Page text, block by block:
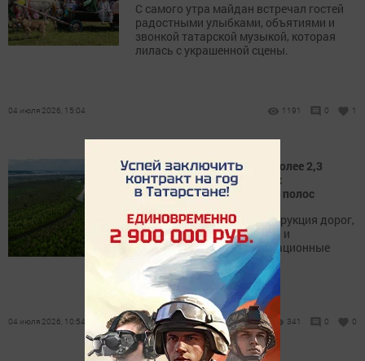
С самого утра майдан встречал гостей
радостными улыбками, объятиями и
звонкой татарской музыкой, которая
лилась с украшенной сцены.
04 июля 2026, 15:04 1191 0 1
В Татарстане обустроено более 2,3
тысячи километров новых
противопожарных лесных полос
Параллельно идёт реконструкция дорог,
обновляются зоны отдыха и
устанавливаются информационные
щиты для населения.
04 июля 2026, 10:54 341 0 0